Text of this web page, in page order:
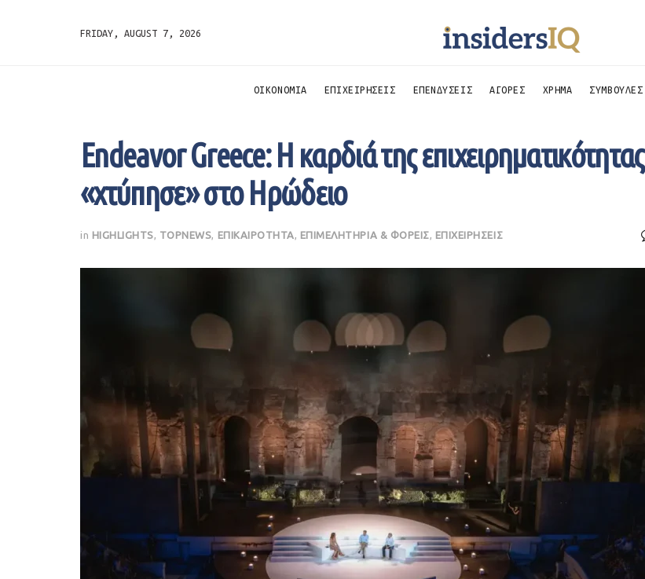
FRIDAY, AUGUST 7, 2026
ΟΙΚΟΝΟΜΙΑ ΕΠΙΧΕΙΡΗΣΕΙΣ ΕΠΕΝΔΥΣΕΙΣ ΑΓΟΡΕΣ ΧΡΗΜΑ ΣΥΜΒΟΥΛΕΣ
Endeavor Greece: H καρδιά της επιχειρηματικότητας
«χτύπησε» στο Ηρώδειο
in HIGHLIGHTS TOPNEWS ΕΠΙΚΑΙΡΟΤΗΤΑ ΕΠΙΜΕΛΗΤΗΡΙΑ & ΦΟΡΕΙΣ ΕΠΙΧΕΙΡΗΣΕΙΣ